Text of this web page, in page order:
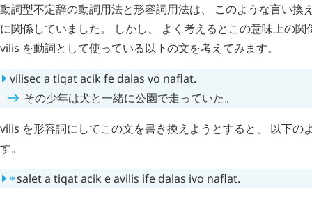
動詞型不定辞の動詞用法と形容詞用法は、 このような言い換
に関係していました。 しかし、 よく考えるとこの意味上の
vilis を動詞として使っている以下の文を考えてみます。
vilisec a tiqatacik fe dalas vo naflat.
その少年は犬と一緒に公園で走っていた。
vilis を形容詞にしてこの文を書き換えようとすると、 以下の
す。
⁎saleta tiqatacik eavilis ife dalas ivo naflat.